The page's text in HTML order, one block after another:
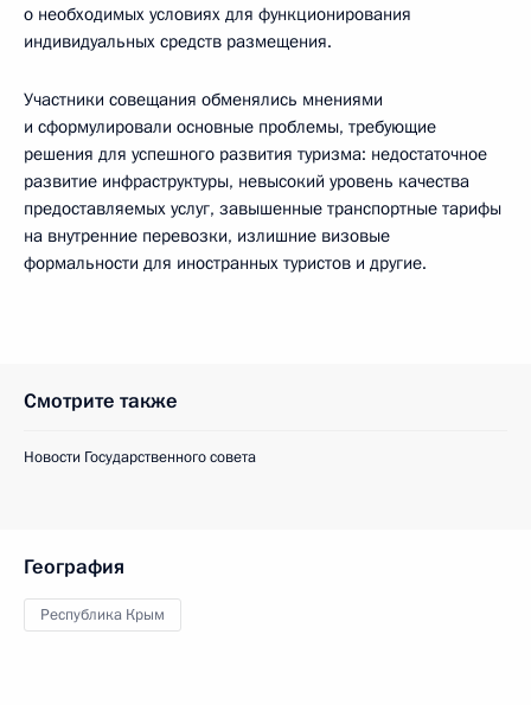
о необходимых условиях для функционирования
индивидуальных средств размещения.
Участники совещания обменялись мнениями
и сформулировали основные проблемы, требующие
решения для успешного развития туризма: недостаточное
развитие инфраструктуры, невысокий уровень качества
предоставляемых услуг, завышенные транспортные тарифы
на внутренние перевозки, излишние визовые
формальности для иностранных туристов и другие.
Смотрите также
Новости Государственного совета
География
Республика Крым